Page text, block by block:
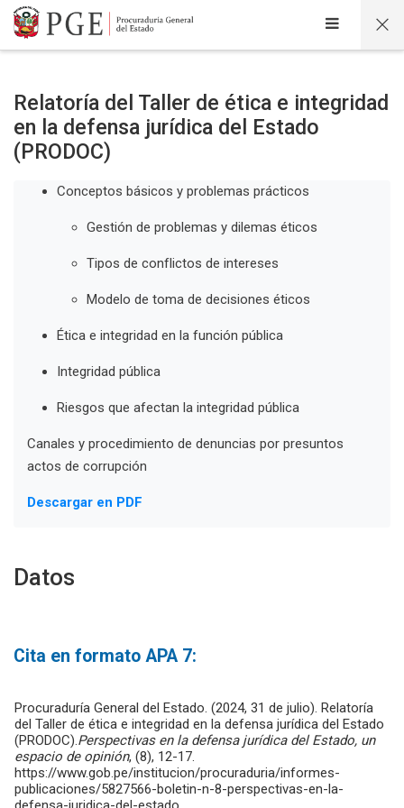
Salta al contenido principal
Relatoría del Taller de ética e integridad
en la defensa jurídica del Estado
(PRODOC)
Conceptos básicos y problemas prácticos
Gestión de problemas y dilemas éticos
Tipos de conflictos de intereses
Modelo de toma de decisiones éticos
Ética e integridad en la función pública
Integridad pública
Riesgos que afectan la integridad pública
Canales y procedimiento de denuncias por presuntos
actos de corrupción
Descargar en PDF
Datos
Procuraduría General del Estado. (2024, 31 de julio). Relatoría
del Taller de ética e integridad en la defensa jurídica del Estado
(PRODOC).Perspectivas en la defensa jurídica del Estado, un
espacio de opinión, (8), 12-17.
https://www.gob.pe/institucion/procuraduria/informes-
publicaciones/5827566-boletin-n-8-perspectivas-en-la-
Cita en formato APA 7: